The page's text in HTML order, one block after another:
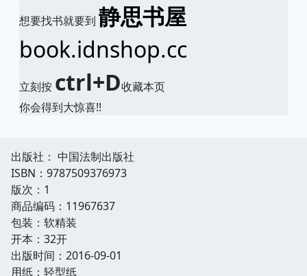
想要找书就要到 静思书屋
book.idnshop.cc
立刻按 ctrl+D收藏本页
你会得到大惊喜!!
出版社： 中国法制出版社
ISBN：9787509376973
版次：1
商品编码：11967637
包装：软精装
开本：32开
出版时间：2016-09-01
用纸：轻型纸